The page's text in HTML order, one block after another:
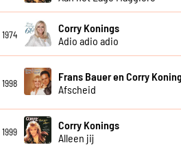
1974
Corry Konings
Adio adio adio
1998
Frans Bauer en Corry
Afscheid
1999
Corry Konings
Alleen jij